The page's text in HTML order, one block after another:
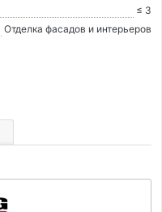
≤ 3
Отделка фасадов и интерьеров